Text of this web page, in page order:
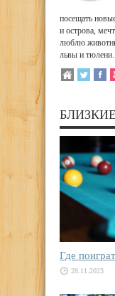
посещать
и острова,
люблю
львы и тюлени.
Где
28.11.2023